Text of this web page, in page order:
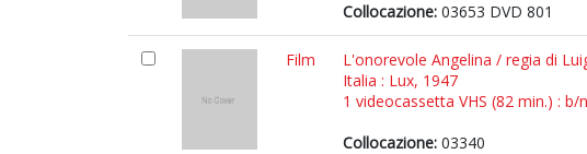
Collocazione: 03653 DVD 801
Film
L'onorevole Angelina / regia di
Italia : Lux, 1947
1 videocassetta VHS (82 min.) : b/
Collocazione: 03340